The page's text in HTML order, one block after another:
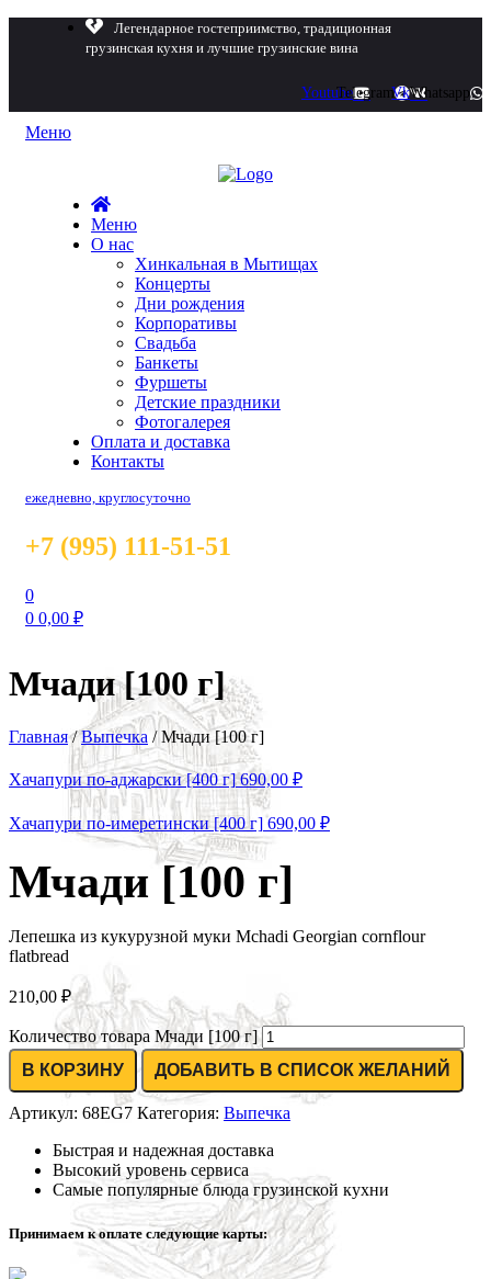
Легендарное гостеприимство, традиционная
грузинская кухня и лучшие грузинские вина
YoutubeTelegramVkWhatsapp
Меню
Меню
О нас
Хинкальная в Мытищах
Концерты
Дни рождения
Корпоративы
Свадьба
Банкеты
Фуршеты
Детские праздники
Фотогалерея
Оплата и доставка
Контакты
ежедневно, круглосуточно
+7 (995) 111-51-51
0
0 0,00 ₽
Мчади [100 г]
Главная/Выпечка /Мчади [100 г]
Хачапури по-аджарски [400 г] 690,00 ₽
Хачапури по-имеретински [400 г] 690,00 ₽
Мчади [100 г]
Лепешка из кукурузной муки Mchadi Georgian cornflour
flatbread
210,00 ₽
Количество товара Мчади [100 г]
В КОРЗИНУ
ДОБАВИТЬ В СПИСОК ЖЕЛАНИЙ
Артикул: 68EG7 Категория: Выпечка
Быстрая и надежная доставка
Высокий уровень сервиса
Самые популярные блюда грузинской кухни
Принимаем к оплате следующие карты: